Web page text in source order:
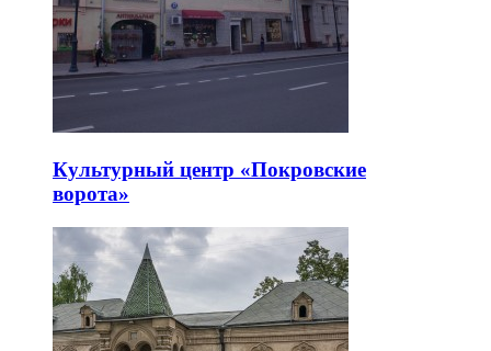
Культурный центр «Покровские
ворота»